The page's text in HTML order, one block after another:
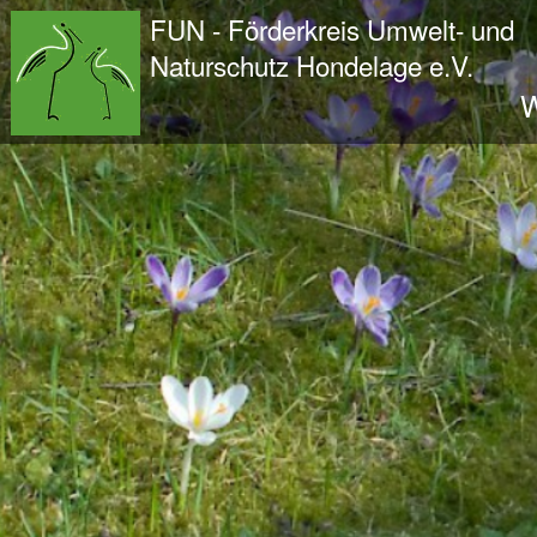
Wir - der FUN
Der Verein
Entstehung und Geschichte
Kontakt
Der Vorstand
Orts- und Arbeitsgruppen
Bundesfreiwilligendienst und Freiwilliges
Satzung und Leitbild
Veröffentlichungen
Projekte und Aktivitäten
Initiative Langes Leben
Urwald Hondelage
Togo - ein Projekt in Afrika
GAK-Projekte
Nistkästen
FUN - Förderkreis Umwelt- und
Naturschutz Hondelage e.V.